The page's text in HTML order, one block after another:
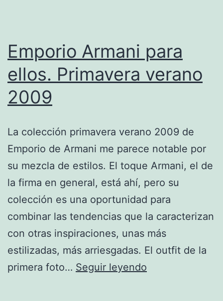
Emporio Armani para
ellos. Primavera verano
2009
La colección primavera verano 2009 de
Emporio de Armani me parece notable por
su mezcla de estilos. El toque Armani, el de
la firma en general, está ahí, pero su
colección es una oportunidad para
combinar las tendencias que la caracterizan
con otras inspiraciones, unas más
estilizadas, más arriesgadas. El outfit de la
primera foto… Seguir leyendo